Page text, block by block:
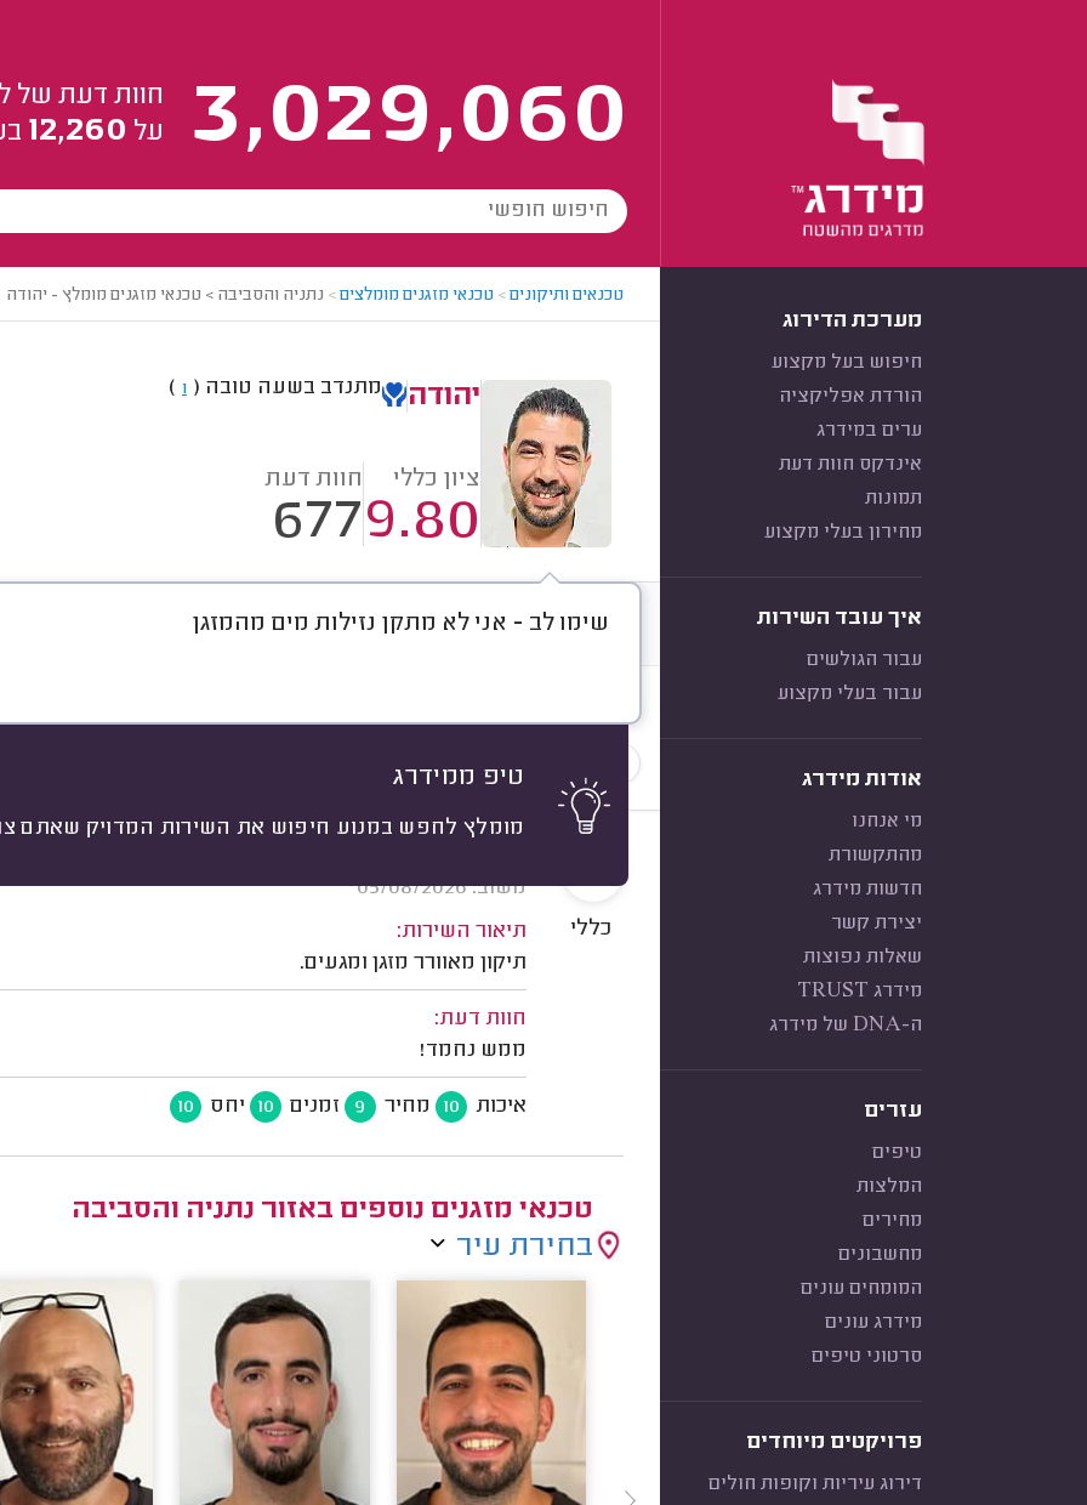
3,029,060
חוות דעת של
על 12,260
מערכת הדירוג
חיפוש בעל מקצוע
הורדת אפליקציה
ערים במידרג
אינדקס חוות דעת
תמונות
מחירון בעלי מקצוע
איך עובד השירות
עבור הגולשים
עבור בעלי מקצוע
אודות מידרג
מי אנחנו
מהתקשורת
חדשות מידרג
יצירת קשר
שאלות נפוצות
מידרג TRUST
ה-DNA של מידרג
עזרים
טיפים
המלצות
מחירים
מחשבונים
המומחים עונים
מידרג עונים
סרטוני טיפים
פרויקטים מיוחדים
דירוג עיריות וקופות חולים
טכנאים ותיקונים> טכנאי מזגנים מומלצים> נתניה והסביבה > טכנאי מזגנים מומלץ - יהודה
יהודה מתנדב בשעה טובה (
1
)
ציון כללי
9.80
חוות דעת
677
שימו לב - אני לא מתקן נזילות מים מהמזגן
טיפ ממידרג
מומלץ לחפש במנוע חיפוש את השירות המדויק שאתם
דברו איתי חוות דעת מחירים
מותג המזגן
משוב: 05/08/2026
תיאור השירות:
תיקון מאוורר מזגן ומגעים.
חוות דעת:
ממש נחמד!
איכות 10 מחיר 9 זמנים 10 יחס 10
9
כללי
טכנאי מזגנים נוספים באזור נתניה והסביבה
בחירת עיר